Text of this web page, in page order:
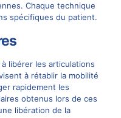
Chaque technique
spécifiques du patient.
libérer les articulations
à rétablir la mobilité
rapidement les
obtenus lors de ces
libération de la